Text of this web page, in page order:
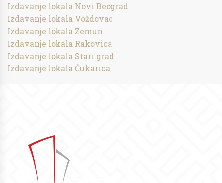
Izdavanje lokala Novi Beograd
Izdavanje lokala Voždovac
Izdavanje lokala Zemun
Izdavanje lokala Rakovica
Izdavanje lokala Stari grad
Izdavanje lokala Čukarica